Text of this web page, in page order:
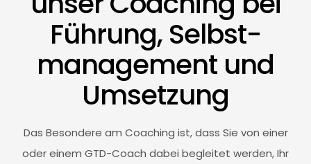
Führung, Selbst­
management und
Umsetzung
Das Besondere am Coaching ist, dass Sie von einer
oder einem GTD-Coach dabei begleitet werden, Ihr